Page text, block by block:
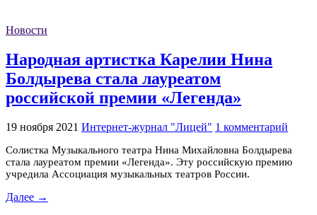
Новости
Народная артистка Карелии Нина
Болдырева стала лауреатом
российской премии «Легенда»
19 ноября 2021 Интернет-журнал "Лицей" 1 комментарий
Солистка Музыкального театра Нина Михайловна Болдырева
стала лауреатом премии «Легенда». Эту российскую премию
учредила Ассоциация музыкальных театров России.
Далее →